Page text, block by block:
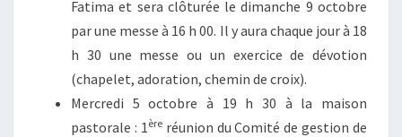
Fatima et sera clôturée le dimanche 9 octobre
par une messe à 16 h 00. Il y aura chaque jour à 18
h 30 une messe ou un exercice de dévotion
(chapelet, adoration, chemin de croix).
Mercredi 5 octobre à 19 h 30 à la maison
pastorale : 1èreréunion du Comité de gestion de